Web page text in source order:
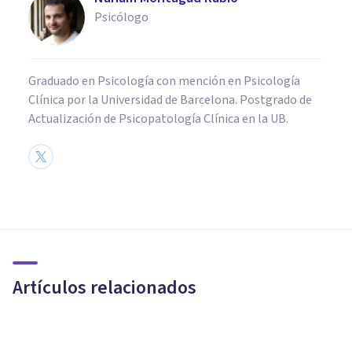
Psicólogo
Graduado en Psicología con mención en Psicología
Clínica por la Universidad de Barcelona. Postgrado de
Actualización de Psicopatología Clínica en la UB.
Artículos relacionados
sexual